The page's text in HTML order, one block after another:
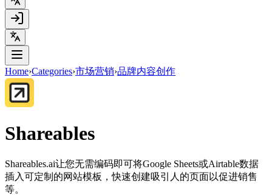
Home›Categories›市场营销›品牌内容创作
Shareables
Shareables.ai让您无需编码即可将Google Sheets或Airtable数据
插入可定制的网站模板，快速创建吸引人的页面以促进销售
等。